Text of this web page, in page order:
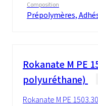
Composition
Prépolymères,
Rokanate M PE
polyuréthane)
Rokanate M PE